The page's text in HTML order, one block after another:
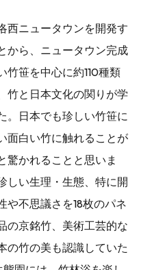
西ニュータウンを開発す
から、ニュータウン完成
竹笹を中心に約110種類
竹と日本文化の関りが学
。日本でも珍しい竹笹に
面白い竹に触れることが
驚かれることと思いま
しい生理・生態、特に開
や不思議さを18枚のパネ
の京銘竹、美術工芸的な
の竹の美も認識していた